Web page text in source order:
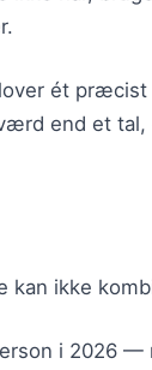
ét
end et tal,
ikke
i 2026